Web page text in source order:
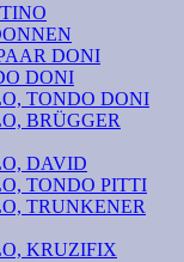
DONI
DONI
TONDO DONI
BRÜGGER
DAVID
TONDO PITTI
TRUNKENER
KRUZIFIX